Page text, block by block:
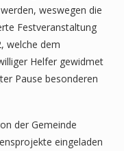
weswegen die
Festveranstaltung
welche dem
Helfer gewidmet
Pause besonderen
der Gemeinde
eingeladen